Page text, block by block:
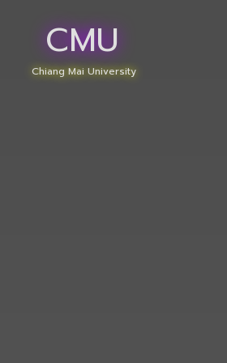
CMU
Chiang Mai University